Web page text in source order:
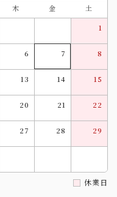
木 金
土
1
6 7 8
13 14 15
20 21 22
27 28 29
休業日